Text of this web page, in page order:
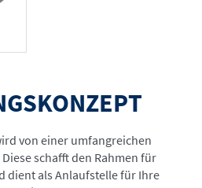
von einer umfangreichen
schafft den Rahmen für
dient als Anlaufstelle für Ihre